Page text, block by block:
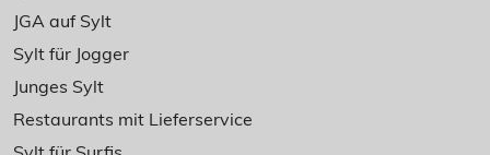
JGA auf Sylt
Sylt für Jogger
Junges Sylt
Restaurants mit Lieferservice